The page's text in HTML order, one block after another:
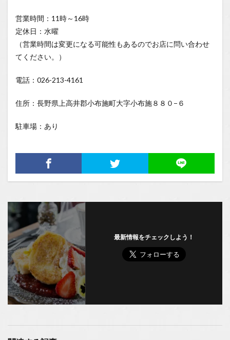
営業時間：11時～16時
定休日：水曜
（営業時間は変更になる可能性もあるのでお店に問い合わせ
てください。）
電話：026-213-4161
住所：長野県上高井郡小布施町大字小布施８８０−６
駐車場：あり
最新情報をチェックしよう！